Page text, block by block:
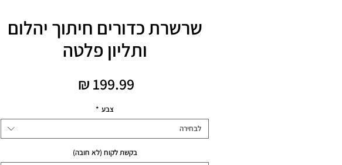
שרשרת כדורים חיתוך יהלום
ותליון פלטה
צבע *
לבחירה
בקשת לקוח (לא חובה)